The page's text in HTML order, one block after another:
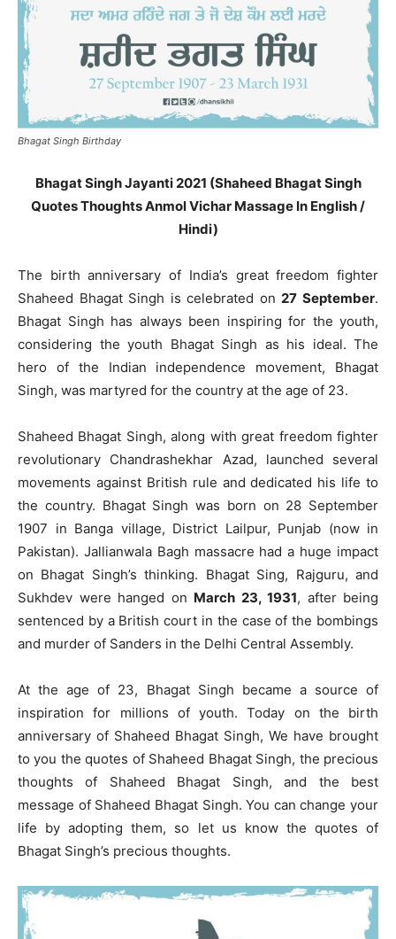
Bhagat Singh Birthday
Bhagat Singh Jayanti 2021 (Shaheed Bhagat Singh
Quotes Thoughts Anmol Vichar Massage In English /
Hindi)
The birth anniversary of India’s great freedom fighter
Shaheed Bhagat Singh is celebrated on 27 September.
Bhagat Singh has always been inspiring for the youth,
considering the youth Bhagat Singh as his ideal. The
hero of the Indian independence movement, Bhagat
Singh, was martyred for the country at the age of 23.
Shaheed Bhagat Singh, along with great freedom fighter
revolutionary Chandrashekhar Azad, launched several
movements against British rule and dedicated his life to
the country. Bhagat Singh was born on 28 September
1907 in Banga village, District Lailpur, Punjab (now in
Pakistan). Jallianwala Bagh massacre had a huge impact
on Bhagat Singh’s thinking. Bhagat Sing, Rajguru, and
Sukhdev were hanged on March 23, 1931, after being
sentenced by a British court in the case of the bombings
and murder of Sanders in the Delhi Central Assembly.
At the age of 23, Bhagat Singh became a source of
inspiration for millions of youth. Today on the birth
anniversary of Shaheed Bhagat Singh, We have brought
to you the quotes of Shaheed Bhagat Singh, the precious
thoughts of Shaheed Bhagat Singh, and the best
message of Shaheed Bhagat Singh. You can change your
life by adopting them, so let us know the quotes of
Bhagat Singh’s precious thoughts.